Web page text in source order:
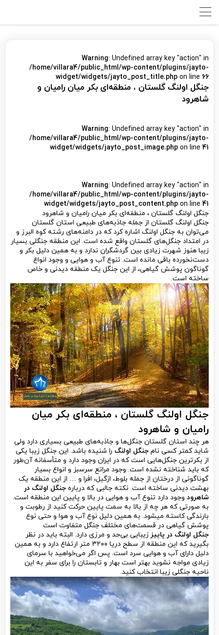
Warning: Undefined array key "action" in
/home/villara4/public_html/wp-content/plugins/jayto-
widget/widgets/jayto_post_title.php on line 66
جنگل اولنگ گلستان ، منطقه‌ای بکر میان رامیان و
شاهرود
Warning: Undefined array key "action" in
/home/villara4/public_html/wp-content/plugins/jayto-
widget/widgets/jayto_post_image.php on line 41
Warning: Undefined array key "action" in
/home/villara4/public_html/wp-content/plugins/jayto-
widget/widgets/jayto_post_content.php on line 41
جنگل اولنگ گلستان ، منطقه‌ای بکر میان رامیان و شاهرود
جنگل اولنگ گلستان از جمله جاذبه‌های طبیعی استان گلستان
می‌توان به جنگل اولنگ اشاره کرد که در دامنه‌های رشته کوه البرز و
در امتداد جنگل‌های گلستان واقع شده است. این منطقه جنگلی بسیار
زیبا هنوز شهرت زیادی بین گردشگران ندارد و به همین دلیل بکر و
دست‌نخورده باقی مانده است. تنوع آب و هوایی و وجود انواع
گوناگون پوشش گیاهی، از این جنگل یک منطقه دیدنی و خاص
ساخته است.
جنگل اولنگ گلستان ، منطقه‌ای بکر میان
رامیان و شاهرود
هر چند استان گلستان جنگل‌ها و جاذبه‌های طبیعی بسیاری دارد ولی
شاید کمتر کسی نام جنگل اولنگ را شنیده باشد. این جنگل زیبا یکی
از بکرترین جنگل‌هایی است که در ایران وجود دارد و متأسفانه آن‌طور
که باید شناخته نشده است. وجود مراتع سرسبز و انواع بسیار
گوناگونی از درختان از جمله بلوط، ازگیل، افرا و … از این منطقه یک
بهشت دیدنی ساخته است. نکته جالبی که درباره جنگل اولنگ در
شاهرود وجود دارد تنوع آب و هوایی در بالا و پایین این منطقه است.
به صورتی که هر چه از بالا به سمت پایین حرکت کنید از رطوبت و
بارندگی کاسته می­شود. به همین دلیل نوع آب و هوا و حتی نوع
پوشش گیاهی در قسمت‌های مختلف جنگل متفاوت است.
جنگل اولنگ در پاییز زیبایی بی‌حد و مرزی دارد. البته باید در نظر
بگیرید که این منطقه از سطح دریا ۳۲۰۰ متر ارتفاع دارد و به همین
دلیل دارای آب و هوایی سرد است. پس اگر می‌خواهید با سرمای
زیادی مواجه نشوید بهتر است بهار و تابستان را برای سفر به این
ناحیه جنگلی زیبا انتخاب کنید.